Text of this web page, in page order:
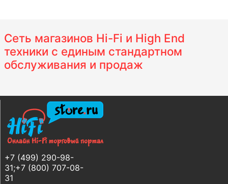
Сеть магазинов Hi-Fi и High End
техники с единым стандартном
обслуживания и продаж
+7 (499) 290-98-
31;+7 (800) 707-08-
31